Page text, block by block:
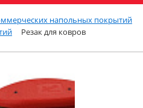
напольных покрытий
Резак для ковров